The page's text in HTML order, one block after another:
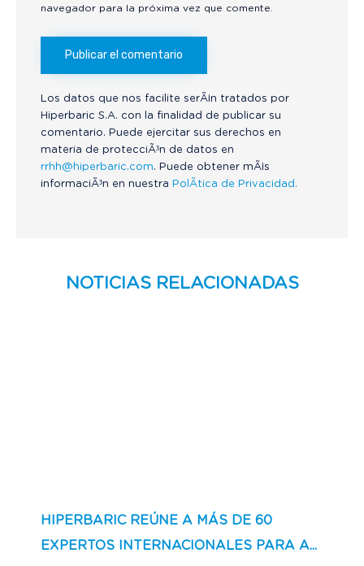
navegador para la próxima vez que comente.
Los datos que nos facilite serÃ¡n tratados por
Hiperbaric S.A. con la finalidad de publicar su
comentario. Puede ejercitar sus derechos en
materia de protecciÃ³n de datos en
rrhh@hiperbaric.com. Puede obtener mÃ¡s
informaciÃ³n en nuestra PolÃ­tica de Privacidad.
NOTICIAS RELACIONADAS
HIPERBARIC REÚNE A MÁS DE 60
EXPERTOS INTERNACIONALES PARA A...